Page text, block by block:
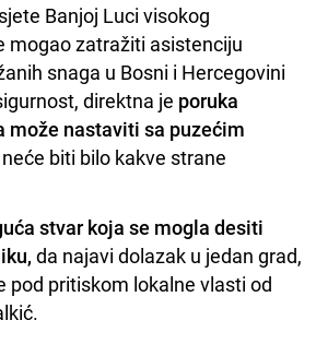
Banjoj Luci visokog
mogao zatražiti asistenciju
snaga u Bosni i Hercegovini
direktna je poruka
može nastaviti sa puzećim
biti bilo kakve strane
stvar koja se mogla desiti
da najavi dolazak u jedan grad,
pod pritiskom lokalne vlasti od